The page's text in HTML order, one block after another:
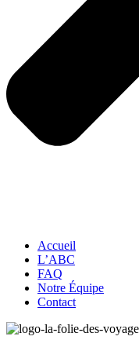
Accueil
L’ABC
FAQ
Notre Équipe
Contact